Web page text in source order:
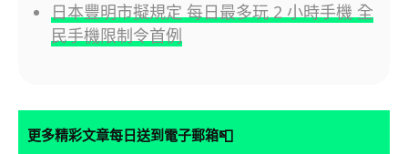
日本豐明市擬規定 每日最多玩 2 小時手機 全
民手機限制令首例
更多精彩文章每日送到電子郵箱📮